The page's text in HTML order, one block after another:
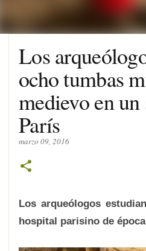
Los
ocho tumbas
medievo en un
París
marzo 09, 2016
Los arqueólogos
hospital parisino de